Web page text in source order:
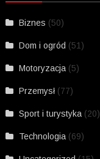
Biznes (50)
Dom i ogród (51)
Motoryzacja (5)
Przemysł (77)
Sport i turystyka (20)
Technologia (69)